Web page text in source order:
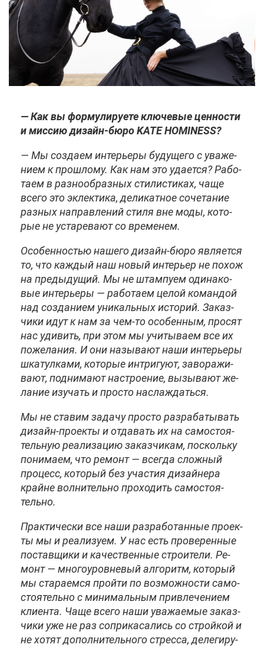
— Как вы фор­му­ли­ру­е­те клю­че­вые цен­но­сти
и мис­сию ди­зайн-бю­ро KATE HOMINESS?
— Мы со­зда­ем ин­те­рье­ры бу­ду­ще­го с ува­же­
ни­ем к про­шло­му. Как нам это уда­ет­ся? Ра­бо­
та­ем в раз­но­об­раз­ных сти­ли­сти­ках, ча­ще
все­го это эк­лек­ти­ка, де­ли­кат­ное со­че­та­ние
раз­ных на­прав­ле­ний сти­ля вне мо­ды, ко­то­
рые не уста­ре­ва­ют со вре­ме­нем.
Осо­бен­но­стью на­ше­го ди­зайн-бю­ро яв­ля­ет­ся
то, что каж­дый наш но­вый ин­те­рьер не по­хож
на преды­ду­щий. Мы не штам­пу­ем оди­на­ко­
вые ин­те­рье­ры — ра­бо­та­ем це­лой ко­ман­дой
над со­зда­ни­ем уни­каль­ных ис­то­рий. За­каз­
чи­ки идут к нам за чем-то осо­бен­ным, про­сят
нас уди­вить, при этом мы учи­ты­ва­ем все их
по­же­ла­ния. И они на­зы­ва­ют на­ши ин­те­рье­ры
шка­тул­ка­ми, ко­то­рые ин­три­гу­ют, за­во­ра­жи­
ва­ют, под­ни­ма­ют на­стро­е­ние, вы­зы­ва­ют же­
ла­ние изу­чать и про­сто на­сла­ждать­ся.
Мы не ста­вим за­да­чу про­сто раз­ра­ба­ты­вать
ди­зайн-про­ек­ты и от­да­вать их на са­мо­сто­я­
тель­ную ре­а­ли­за­цию за­каз­чи­кам, по­сколь­ку
по­ни­ма­ем, что ре­монт — все­гда слож­ный
про­цесс, ко­то­рый без уча­стия ди­зай­не­ра
крайне вол­ни­тель­но про­хо­дить са­мо­сто­я­
тель­но.
Прак­ти­че­ски все на­ши раз­ра­бо­тан­ные про­ек­
ты мы и ре­а­ли­зу­ем. У нас есть про­ве­рен­ные
по­став­щи­ки и ка­че­ствен­ные стро­и­те­ли. Ре­
монт — мно­го­уров­не­вый ал­го­ритм, ко­то­рый
мы ста­ра­ем­ся прой­ти по воз­мож­но­сти са­мо­
сто­я­тель­но с ми­ни­маль­ным при­вле­че­ни­ем
кли­ен­та. Ча­ще все­го на­ши ува­жа­е­мые за­каз­
чи­ки уже не раз со­при­ка­са­лись со строй­кой и
не хо­тят до­пол­ни­тель­но­го стрес­са, де­ле­ги­ру­